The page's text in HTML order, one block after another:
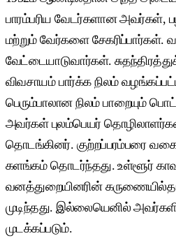
பாரம்பரிய வேடர்களான அவர்கள்,
மற்றும் வேர்களை
வேட்டையாடுவார்கள்.
விவசாயம் பார்க்க நிலம்
பெரும்பாலான நிலம் பாறையும்
அவர்கள் புலம்பெயர்
தொடங்கினர். குற்றப்பரம்பரை
களங்கம் தொடர்ந்தது. உள்ளூர்
வனத்துறையினரின்
முடிந்தது. இல்லையெனில்
முடக்கப்படும்.